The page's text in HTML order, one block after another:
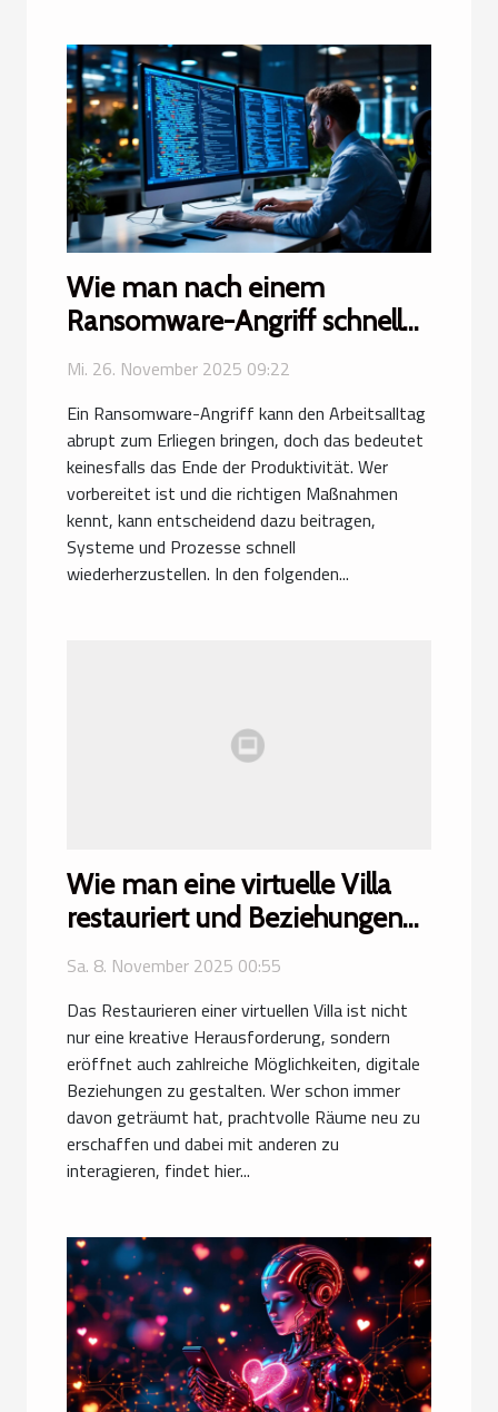
Wie man nach einem
Ransomware-Angriff schnell
wieder arbeitsfähig wird?
Mi. 26. November 2025 09:22
Ein Ransomware-Angriff kann den Arbeitsalltag
abrupt zum Erliegen bringen, doch das bedeutet
keinesfalls das Ende der Produktivität. Wer
vorbereitet ist und die richtigen Maßnahmen
kennt, kann entscheidend dazu beitragen,
Systeme und Prozesse schnell
wiederherzustellen. In den folgenden...
Wie man eine virtuelle Villa
restauriert und Beziehungen
Sa. 8. November 2025 00:55
Das Restaurieren einer virtuellen Villa ist nicht
nur eine kreative Herausforderung, sondern
eröffnet auch zahlreiche Möglichkeiten, digitale
Beziehungen zu gestalten. Wer schon immer
davon geträumt hat, prachtvolle Räume neu zu
erschaffen und dabei mit anderen zu
interagieren, findet hier...